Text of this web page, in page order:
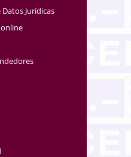
Datos Jurídicas